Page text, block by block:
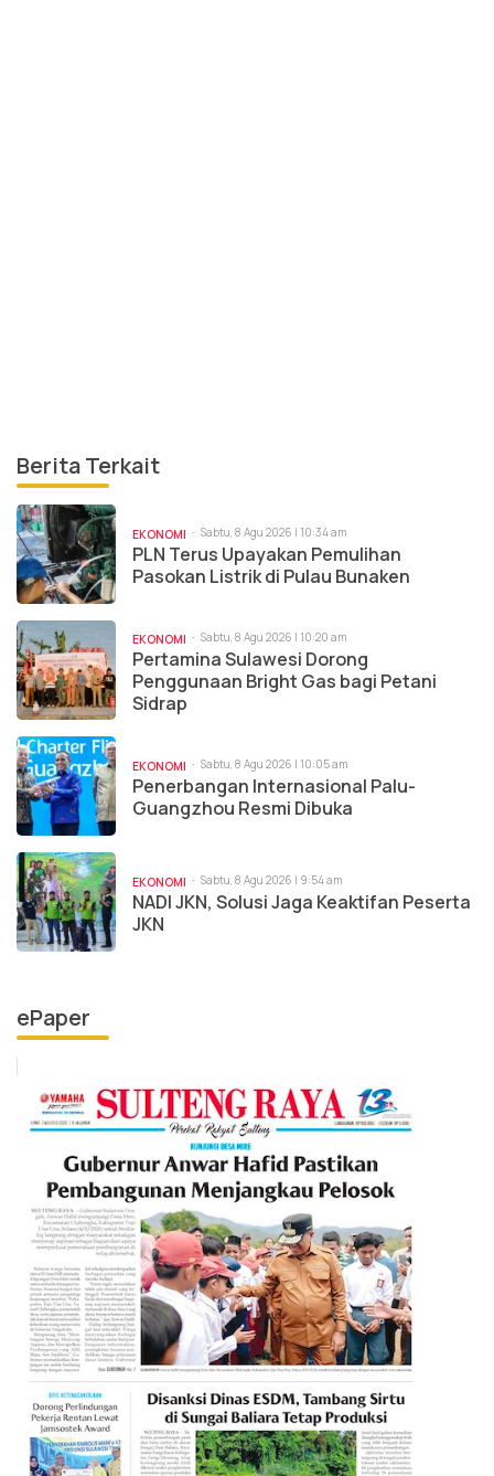
Berita Terkait
EKONOMI Sabtu, 8 Agu 2026 | 10:34 am
PLN Terus Upayakan Pemulihan
Pasokan Listrik di Pulau Bunaken
EKONOMI Sabtu, 8 Agu 2026 | 10:20 am
Pertamina Sulawesi Dorong
Penggunaan Bright Gas bagi Petani
Sidrap
EKONOMI Sabtu, 8 Agu 2026 | 10:05 am
Penerbangan Internasional Palu-
Guangzhou Resmi Dibuka
EKONOMI Sabtu, 8 Agu 2026 | 9:54 am
NADI JKN, Solusi Jaga Keaktifan Peserta
JKN
ePaper